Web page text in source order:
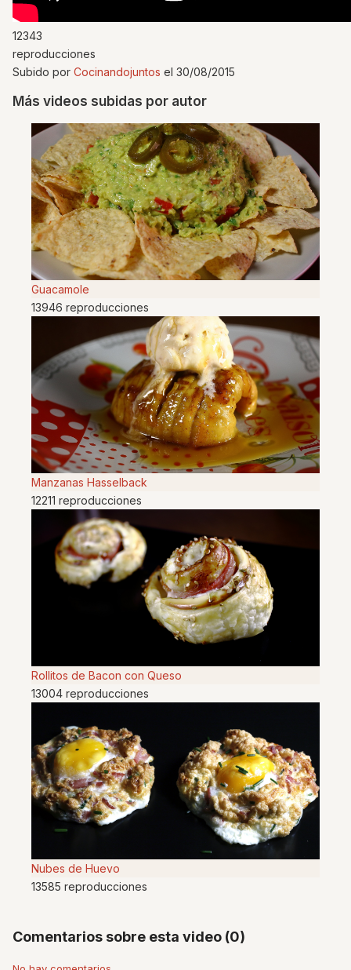
12343
reproducciones
Subido por Cocinandojuntos el 30/08/2015
Más videos subidas por autor
Guacamole
13946 reproducciones
Manzanas Hasselback
12211 reproducciones
Rollitos de Bacon con Queso
13004 reproducciones
Nubes de Huevo
13585 reproducciones
Comentarios sobre esta video (0)